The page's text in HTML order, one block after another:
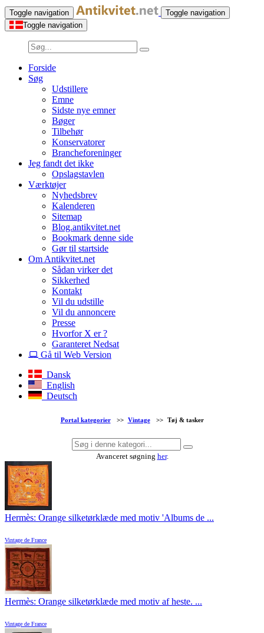
Toggle navigation
Toggle navigation
Toggle navigation
Forside
Søg
Udstillere
Emne
Sidste nye emner
Bøger
Tilbehør
Konservatorer
Brancheforeninger
Jeg fandt det ikke
Opslagstavlen
Værktøjer
Nyhedsbrev
Kalenderen
Sitemap
Blog.antikvitet.net
Bookmark denne side
Gør til startside
Om Antikvitet.net
Sådan virker det
Sikkerhed
Kontakt
Vil du udstille
Vil du annoncere
Presse
Hvorfor X er ?
Garanteret Nedsat
Gå til Web Version
Dansk
English
Deutsch
Portal kategorier >> Vintage >> Tøj & tasker
Avanceret søgning her.
Hermès: Orange silketørklæde med motiv 'Albums de ...
Vintage de France
Hermès: Orange silketørklæde med motiv af heste. ...
Vintage de France